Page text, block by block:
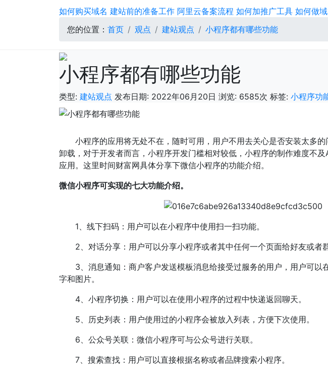
如何购买域名 建站前的准备工作 阿里云备案流程 如何加推广工具 如何做
您的位置： 首页 观点 建站观点 小程序都有哪些功能
小程序都有哪些功能
类型: 建站观点 发布日期: 2022年06月20日 浏览: 6585次 标签: 小程序功
小程序的应用将无处不在，随时可用，用户不用去关心是否安装太多的
卸载，对于开发者而言，小程序开发门槛相对较低，小程序的制作难度不
应用。这里时间财富网具体分享下微信小程序的功能介绍。
微信小程序可实现的七大功能介绍。
1、线下扫码：用户可以在小程序中使用扫一扫功能。
2、对话分享：用户可以分享小程序或者其中任何一个页面给好友或者群
3、消息通知：商户客户发送模板消息给接受过服务的用户，用户可以
字和图片。
4、小程序切换：用户可以在使用小程序的过程中快递返回聊天。
5、历史列表：用户使用过的小程序会被放入列表，方便下次使用。
6、公众号关联：微信小程序可与公众号进行关联。
7、搜索查找：用户可以直接根据名称或者品牌搜索小程序。